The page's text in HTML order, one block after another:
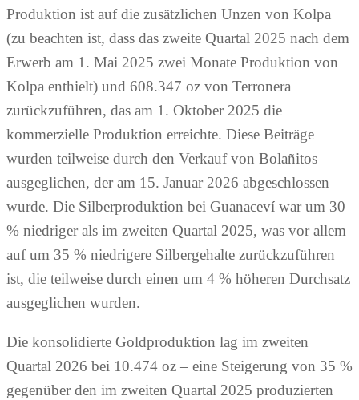
Produktion ist auf die zusätzlichen Unzen von Kolpa
(zu beachten ist, dass das zweite Quartal 2025 nach dem
Erwerb am 1. Mai 2025 zwei Monate Produktion von
Kolpa enthielt) und 608.347 oz von Terronera
zurückzuführen, das am 1. Oktober 2025 die
kommerzielle Produktion erreichte. Diese Beiträge
wurden teilweise durch den Verkauf von Bolañitos
ausgeglichen, der am 15. Januar 2026 abgeschlossen
wurde. Die Silberproduktion bei Guanaceví war um 30
% niedriger als im zweiten Quartal 2025, was vor allem
auf um 35 % niedrigere Silbergehalte zurückzuführen
ist, die teilweise durch einen um 4 % höheren Durchsatz
ausgeglichen wurden.
Die konsolidierte Goldproduktion lag im zweiten
Quartal 2026 bei 10.474 oz – eine Steigerung von 35 %
gegenüber den im zweiten Quartal 2025 produzierten